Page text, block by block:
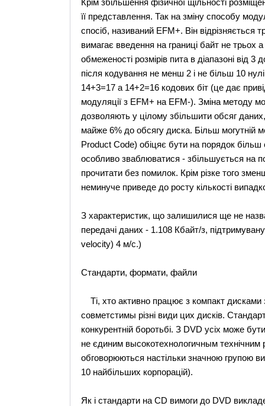
Крім збільшення фізичної щільності
її представлення. Так на зміну способу
спосіб, називаний EFM+. Він відрізняється
вимагає введення на границі байт не трьох
обмеженості розмірів пита в діапазоні від
після кодування не менш 2 і не більш 10
14+3=17 а 14+2=16 кодових біт (це дає
модуляції з EFM+ на EFM-). Зміна методу
дозволяють у цілому збільшити обсяг
майже 6% до обсягу диска. Більш могутній
Product Code) обіцяє бути на порядок
особливо зваблюватися - збільшується на
прочитати без помилок. Крім різке того
неминуче приведе до росту кількості
З характеристик, що залишилися ще не
передачі даних - 1.108 Кбайт/з,
velocity) 4 м/с.)
Стандарти, формати, файли
Ті, хто активно працює з компакт дисками
совметстимы різні види цих дисків.
конкурентній боротьбі. З DVD усіх може
не єдиним высокотехнологичным технічним
обговорюються настільки значною групою
10 найбільших корпорацій).
Як і стандарти на CD вимоги до DVD